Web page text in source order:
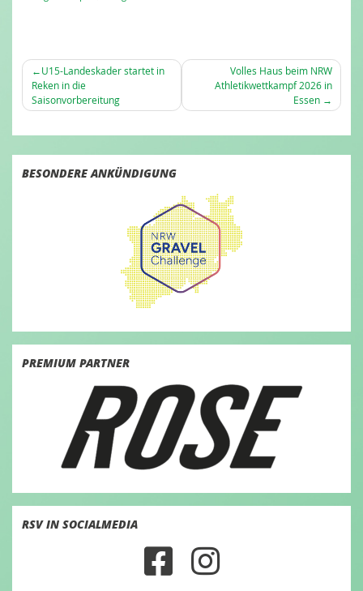
BEITRAGSNAVIGATION
U15-Landeskader startet in
Reken in die
Saisonvorbereitung
Volles Haus beim NRW
Athletikwettkampf 2026 in
Essen
BESONDERE ANKÜNDIGUNG
PREMIUM PARTNER
RSV IN SOCIALMEDIA